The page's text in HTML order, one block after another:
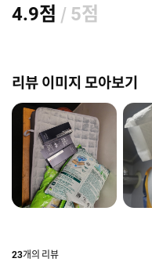
4.9점 / 5점
리뷰 이미지 모아보기
23개의 리뷰